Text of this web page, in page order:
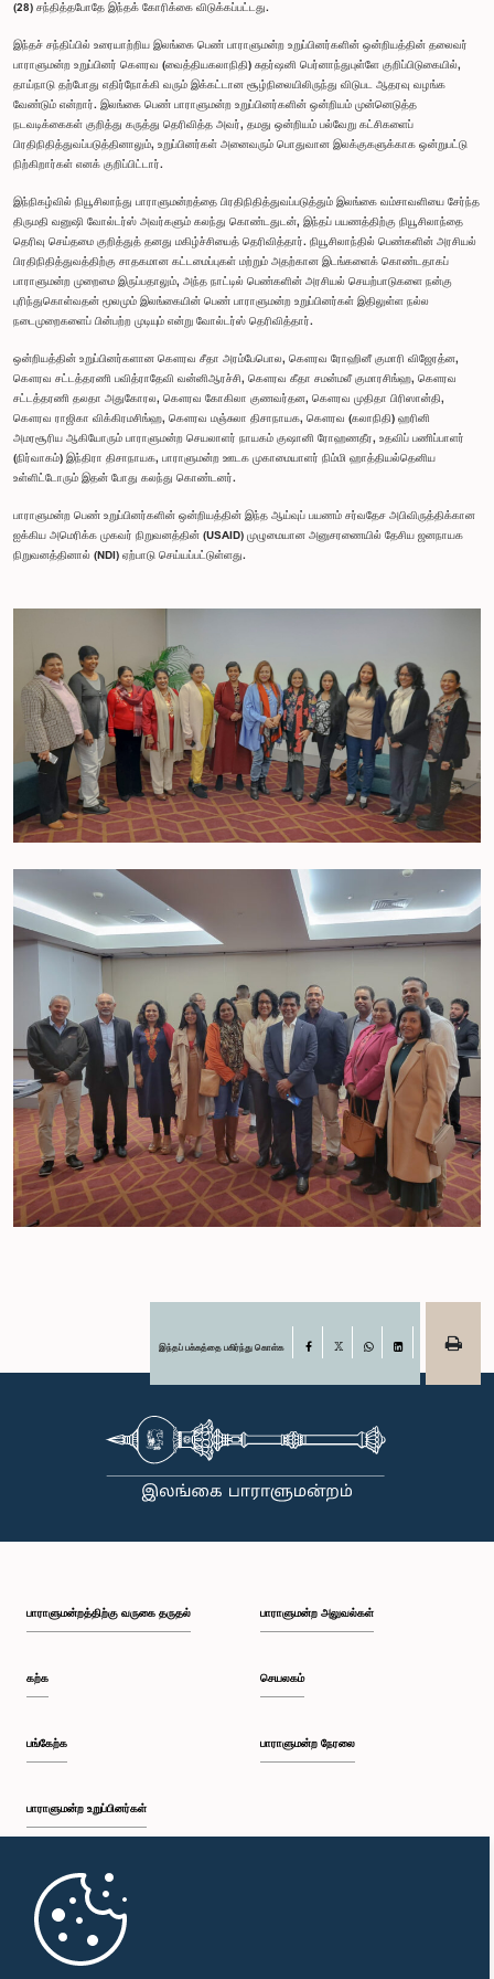
(28) சந்தித்தபோதே இந்தக் கோரிக்கை விடுக்கப்பட்டது.
இந்தச் சந்திப்பில் உரையாற்றிய இலங்கை பெண் பாராளுமன்ற உறுப்பினர்களின் ஒன்றியத்தின் தலைவர்
பாராளுமன்ற உறுப்பினர் கௌரவ (வைத்தியகலாநிதி) சுதர்ஷனி பெர்னாந்துபுள்ளே குறிப்பிடுகையில்,
தாய்நாடு தற்போது எதிர்நோக்கி வரும் இக்கட்டான சூழ்நிலையிலிருந்து விடுபட ஆதரவு வழங்க
வேண்டும் என்றார். இலங்கை பெண் பாராளுமன்ற உறுப்பினர்களின் ஒன்றியம் முன்னெடுத்த
நடவடிக்கைகள் குறித்து கருத்து தெரிவித்த அவர், தமது ஒன்றியம் பல்வேறு கட்சிகளைப்
பிரதிநிதித்துவப்படுத்தினாலும், உறுப்பினர்கள் அனைவரும் பொதுவான இலக்குகளுக்காக ஒன்றுபட்டு
நிற்கிறார்கள் எனக் குறிப்பிட்டார்.
இந்நிகழ்வில் நியூசிலாந்து பாராளுமன்றத்தை பிரதிநிதித்துவப்படுத்தும் இலங்கை வம்சாவளியை சேர்ந்த
திருமதி வனுஷி வோல்டர்ஸ் அவர்களும் கலந்து கொண்டதுடன், இந்தப் பயணத்திற்கு நியூசிலாந்தை
தெரிவு செய்தமை குறித்துத் தனது மகிழ்ச்சியைத் தெரிவித்தார். நியூசிலாந்தில் பெண்களின் அரசியல்
பிரதிநிதித்துவத்திற்கு சாதகமான கட்டமைப்புகள் மற்றும் அதற்கான இடங்களைக் கொண்டதாகப்
பாராளுமன்ற முறைமை இருப்பதாலும், அந்த நாட்டில் பெண்களின் அரசியல் செயற்பாடுகளை நன்கு
புரிந்துகொள்வதன் மூலமும் இலங்கையின் பெண் பாராளுமன்ற உறுப்பினர்கள் இதிலுள்ள நல்ல
நடைமுறைகளைப் பின்பற்ற முடியும் என்று வோல்டர்ஸ் தெரிவித்தார்.
ஒன்றியத்தின் உறுப்பினர்களான கௌரவ சீதா அரம்பேபொல, கௌரவ ரோஹினீ குமாரி விஜேரத்ன,
கௌரவ சட்டத்தரணி பவித்ராதேவி வன்னிஆரச்சி, கௌரவ கீதா சமன்மலீ குமாரசிங்ஹ, கௌரவ
சட்டத்தரணி தலதா அதுகோரல, கௌரவ கோகிலா குணவர்தன, கௌரவ முதிதா பிரிஸான்தி,
கௌரவ ராஜிகா விக்கிரமசிங்ஹ, கௌரவ மஞ்சுலா திசாநாயக, கௌரவ (கலாநிதி) ஹரினி
அமரசூரிய ஆகியோரும் பாராளுமன்ற செயலாளர் நாயகம் குஷானி ரோஹணதீர, உதவிப் பணிப்பாளர்
(நிர்வாகம்) இந்திரா திசாநாயக, பாராளுமன்ற ஊடக முகாமையாளர் நிம்மி ஹாத்தியல்தெனிய
உள்ளிட்டோரும் இதன் போது கலந்து கொண்டனர்.
பாராளுமன்ற பெண் உறுப்பினர்களின் ஒன்றியத்தின் இந்த ஆய்வுப் பயணம் சர்வதேச அபிவிருத்திக்கான
ஐக்கிய அமெரிக்க முகவர் நிறுவனத்தின் (USAID) முழுமையான அனுசரணையில் தேசிய ஜனநாயக
நிறுவனத்தினால் (NDI) ஏற்பாடு செய்யப்பட்டுள்ளது.
இந்தப் பக்கத்தை பகிர்ந்து கொள்க Facebook
பாராளுமன்றத்திற்கு வருகை தருதல்
கற்க
பங்கேற்க
பாராளுமன்ற உறுப்பினர்கள்
முதற்பக்கம்
பாராளுமன்ற அலுவல்கள்
செயலகம்
பாராளுமன்ற நேரலை
பாராளுமன்ற கையடக்க செயலி